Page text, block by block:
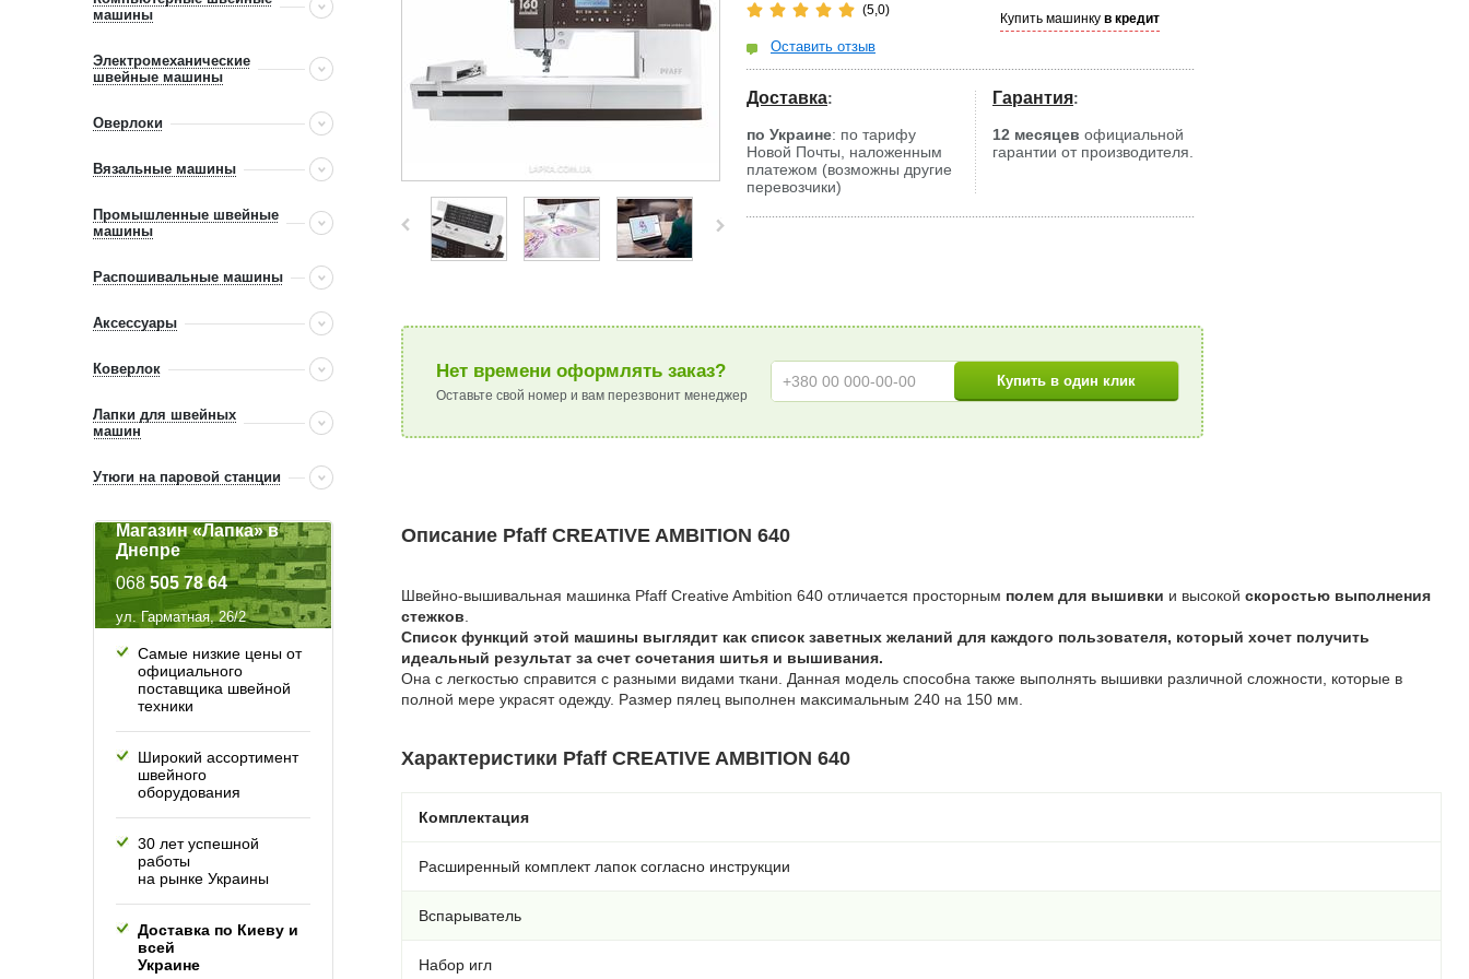
(5,0)
Оставить отзыв
Купить машинку в кредит
Доставка:
по Украине: по тарифу
Новой Почты, наложенным
платежом (возможны другие
перевозчики)
Гарантия:
12 месяцев официальной
гарантии от производителя.
Нет времени оформлять заказ?
Оставьте свой номер и вам перезвонит менеджер
Описание Pfaff CREATIVE AMBITION 640
Швейно-вышивальная машинка Pfaff Creative Ambition 640 отличается просторным полем для вышивки и высокой скоростью выполнения
стежков
Список функций этой машины выглядит как список заветных желаний для каждого пользователя, который хочет получить
идеальный результат за счет сочетания шитья и вышивания.
Она с легкостью справится с разными видами ткани. Данная модель способна также выполнять вышивки различной сложности, которые в
полной мере украсят одежду. Размер пялец выполнен максимальным 240 на 150 мм.
Характеристики Pfaff CREATIVE AMBITION 640
Комплектация
Расширенный комплект лапок согласно инструкции
Вспарыватель
Набор игл
машины
Электромеханические
швейные машины
Оверлоки
Вязальные машины
Промышленные швейные
машины
Распошивальные машины
Аксессуары
Коверлок
Лапки для швейных
машин
Утюги на паровой станции
Магазин «Лапка» в
Днепре
068 505 78 64
ул. Гарматная, 26/2
Самые низкие цены от
официального
поставщика швейной
техники
Широкий ассортимент
швейного
оборудования
30 лет успешной
работы
на рынке Украины
Доставка по Киеву и
всей
Украине